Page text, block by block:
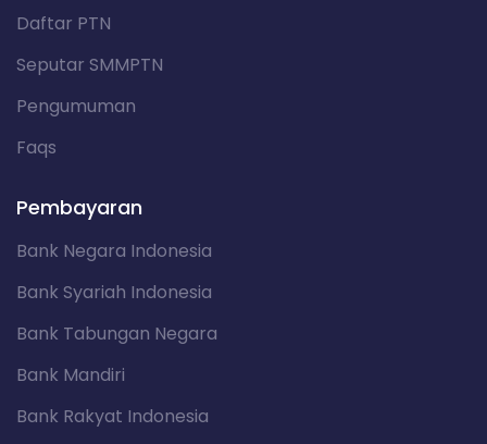
Daftar PTN
Seputar SMMPTN
Pengumuman
Faqs
Pembayaran
Bank Negara Indonesia
Bank Syariah Indonesia
Bank Tabungan Negara
Bank Mandiri
Bank Rakyat Indonesia